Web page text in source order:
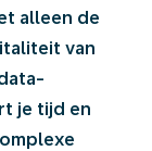
alleen de
van
je tijd en